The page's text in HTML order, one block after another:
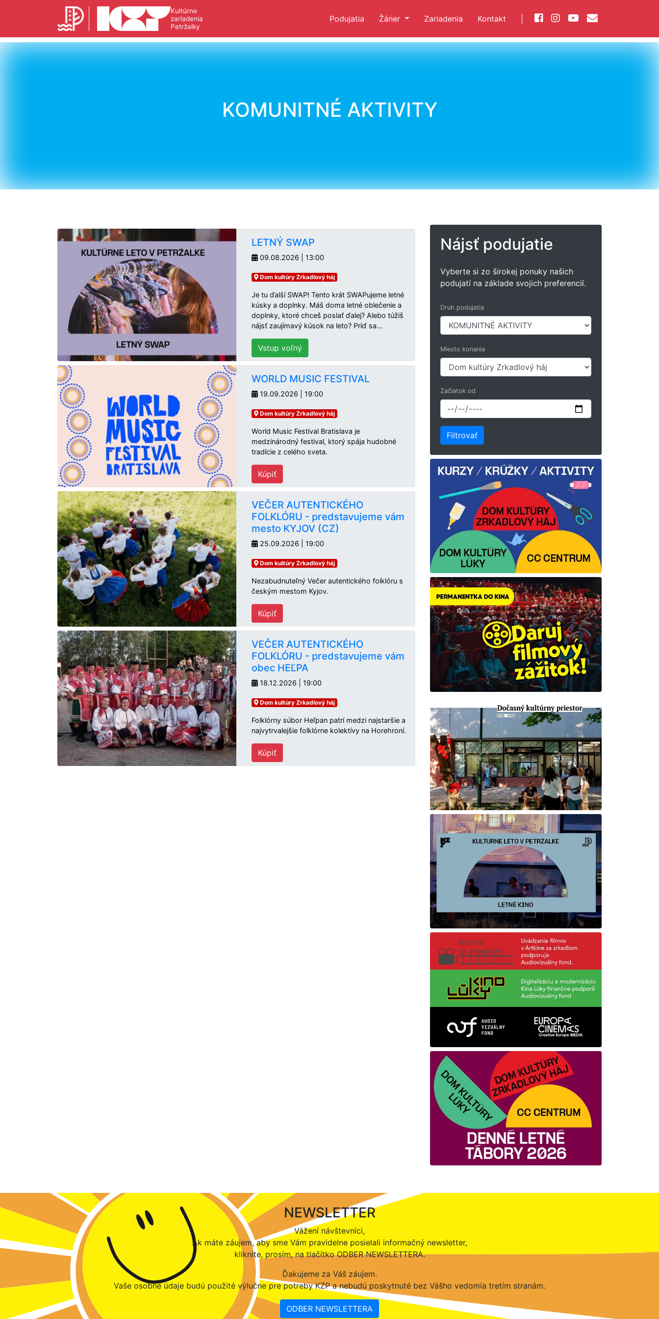
Kultúrne
zariadenia
Petržalky
Podujatia Žáner Zariadenia Kontakt
KOMUNITNÉ AKTIVITY
LETNÝ SWAP
09.08.2026 | 13:00
Dom kultúry Zrkadlový háj
Je tu ďalší SWAP! Tento krát SWAPujeme letné
kúsky a doplnky. Máš doma letné oblečenie a
doplnky, ktoré chceš poslať ďalej? Alebo túžiš
nájsť zaujímavý kúsok na leto? Príď sa…
Vstup voľný
WORLD MUSIC FESTIVAL
19.09.2026 | 19:00
Dom kultúry Zrkadlový háj
World Music Festival Bratislava je
medzinárodný festival, ktorý spája hudobné
tradície z celého sveta.
Kúpiť
VEČER AUTENTICKÉHO
FOLKLÓRU - predstavujeme vám
mesto KYJOV (CZ)
25.09.2026 | 19:00
Dom kultúry Zrkadlový háj
Nezabudnuteľný Večer autentického folklóru s
českým mestom Kyjov.
Kúpiť
VEČER AUTENTICKÉHO
FOLKLÓRU - predstavujeme vám
obec HEĽPA
18.12.2026 | 19:00
Dom kultúry Zrkadlový háj
Folklórny súbor Heľpan patrí medzi najstaršie a
najvytrvalejšie folklórne kolektívy na Horehroní.
Kúpiť
Nájsť podujatie
Vyberte si zo širokej ponuky našich
podujatí na základe svojich preferencií.
Druh podujatia
Miesto konania
Začiatok od
NEWSLETTER
Vážení návštevníci,
Ak máte záujem, aby sme Vám pravidelne posielali informačný newsletter,
kliknite, prosím, na tlačítko ODBER NEWSLETTERA.
Ďakujeme za Váš záujem.
Vaše osobné údaje budú použité výlučne pre potreby KZP a nebudú poskytnuté bez Vášho vedomia tretím stranám.
ODBER NEWSLETTERA